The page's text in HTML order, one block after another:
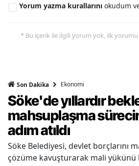
Yorum yazma kurallarını okudum
* Bu içerik ile ilgili yorum yok, ilk yorumu
Son Dakika Ekonomi
Söke'de yıllardır
mahsuplaşma
adım atıldı
Söke Belediyesi, devlet borçlarını
çözüme kavuşturarak mali yükünü